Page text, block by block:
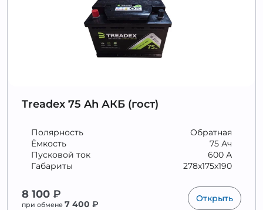
Treadex 75 Ah АКБ (гост)
Обратная
Полярность
75 Ач
Ёмкость
600 А
Пусковой ток
278x175x190
Габариты
8 100 ₽
при обмене 7 400 ₽
Открыть